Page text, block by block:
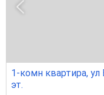
1-комн квартира, ул
эт.